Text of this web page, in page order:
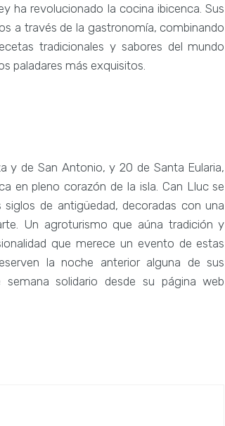
ha revolucionado la cocina ibicenca. Sus
a través de la gastronomía, combinando
tradicionales y sabores del mundo
paladares más exquisitos.
y de San Antonio, y 20 de Santa Eularia,
en pleno corazón de la isla. Can Lluc se
de antigüedad, decoradas con una
Un agroturismo que aúna tradición y
que merece un evento de estas
la noche anterior alguna de sus
solidario desde su página web